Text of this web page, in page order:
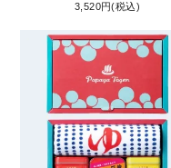
3,520円(税込)